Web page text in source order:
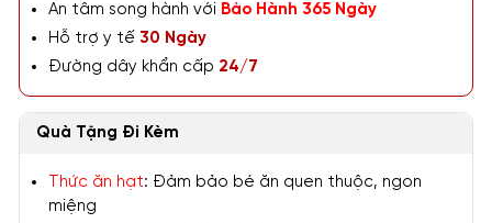
An tâm song hành với Bảo Hành 365 Ngày
Hỗ trợ y tế 30 Ngày
Đường dây khẩn cấp 24/7
Quà Tặng Đi Kèm
Thức ăn hạt: Đảm bảo bé ăn quen thuộc, ngon
miệng